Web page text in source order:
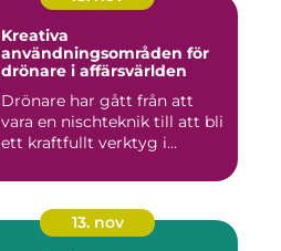
Kreativa
användningsområden för
drönare i affärsvärlden
Drönare har gått från att
vara en nischteknik till att bli
ett kraftfullt verktyg i...
13. nov